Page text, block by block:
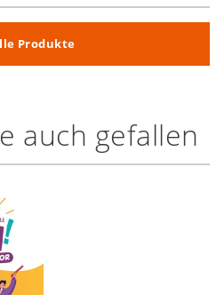
Produkte
auch gefallen